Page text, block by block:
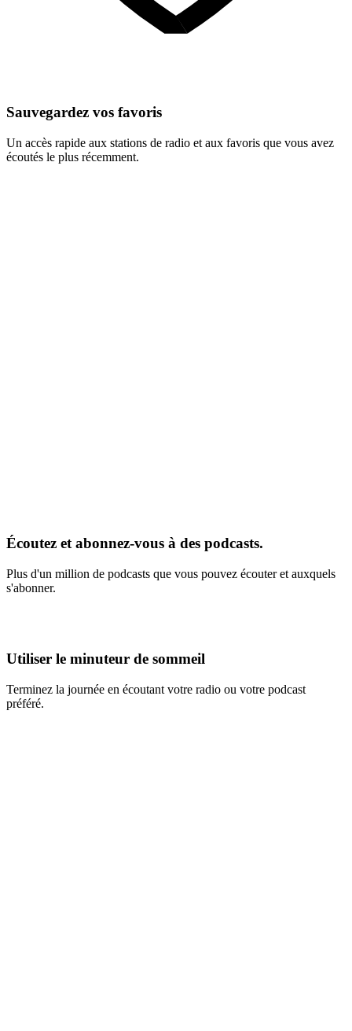
Sauvegardez vos favoris
Un accès rapide aux stations de radio et aux favoris que vous avez
écoutés le plus récemment.
Écoutez et abonnez-vous à des podcasts.
Plus d'un million de podcasts que vous pouvez écouter et auxquels
s'abonner.
Utiliser le minuteur de sommeil
Terminez la journée en écoutant votre radio ou votre podcast
préféré.